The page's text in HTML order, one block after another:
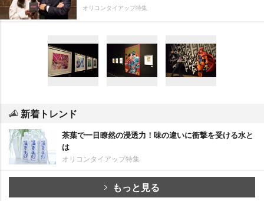
オリコンタイアップ特集
新着トレンド
茶葉で一目瞭然の浸透力！味の違いに衝撃を受ける水と
は
オリコンタイアップ特集
もっと見る